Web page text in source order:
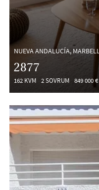
NUEVA ANDALUCÍA,
2877
162 KVM 2 SOVRUM 849 000 €